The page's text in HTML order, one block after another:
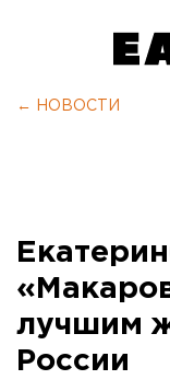
← НОВОСТИ
лучшим
России